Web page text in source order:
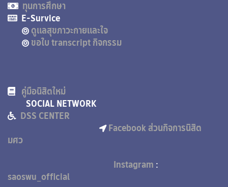
ทุนการศึกษา
E-Survice
ดูแลสุขภาวะกายและใจ
ขอใบ transcript กิจกรรม
คู่มือนิสิตใหม่
SOCIAL NETWORK
DSS CENTER
Facebook ส่วนกิจการนิสิต
มศว
Instagram :
saoswu_official